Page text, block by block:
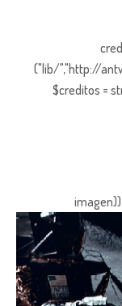
("lib/","http://
$creditos =